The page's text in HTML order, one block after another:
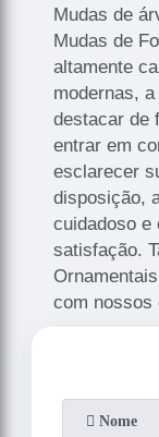
Mudas de
Mudas de
altamente
modernas,
destacar de
entrar em
esclarecer
disposição,
cuidadoso e
satisfação.
com nossos